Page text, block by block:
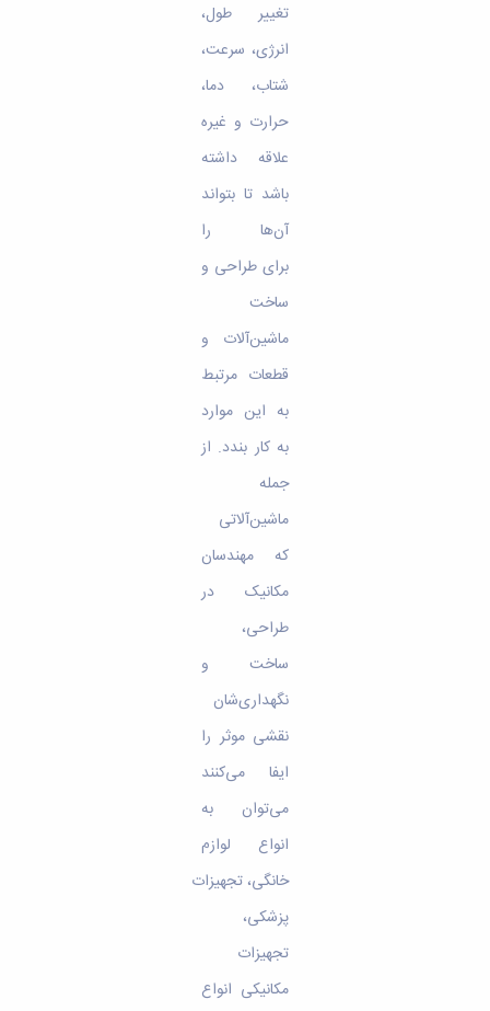
تغییر طول،
انرژی، سرعت،
شتاب، دما،
حرارت و غیره
علاقه داشته
باشد تا بتواند
آن‌ها را
برای طراحی و
ساخت
ماشین‌آلات و
قطعات مرتبط
به این موارد
به کار بندد. از
جمله
ماشین‌آلاتی
که مهندسان
مکانیک در
طراحی،
ساخت و
نگهداری‌شان
نقشی موثر را
ایفا می‌کنند
می‌توان به
انواع لوازم
خانگی، تجهیزات
پزشکی،
تجهیزات
مکانیکی انواع